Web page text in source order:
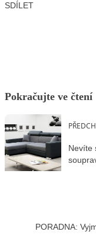
SDÍLET
Pokračujte ve čtení
Nevíte
PORADNA: